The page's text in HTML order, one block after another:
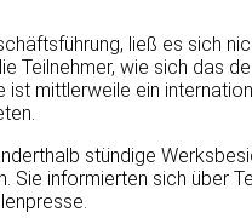
ließ es sich
Teilnehmer, wie sich das
ist mittlerweile ein
stündige
Sie informierten sich über